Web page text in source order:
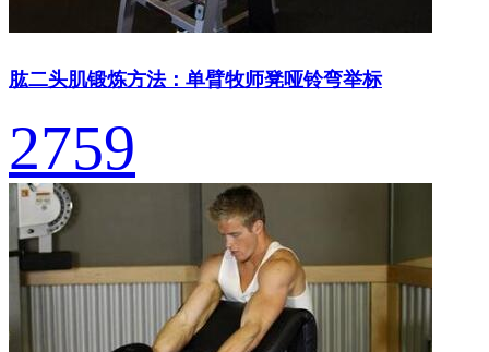
肱二头肌锻炼方法：单臂牧师凳哑铃弯举标
2759